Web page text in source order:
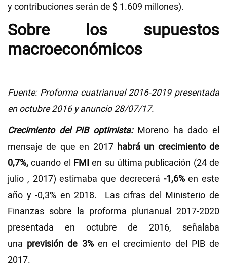
y contribuciones serán de $ 1.609 millones).
Sobre los supuestos
macroeconómicos
Fuente: Proforma cuatrianual 2016-2019 presentada
en octubre 2016 y anuncio 28/07/17.
Crecimiento del PIB optimista: Moreno ha dado el
mensaje de que en 2017 habrá un crecimiento de
0,7%, cuando el FMI en su última publicación (24 de
julio , 2017) estimaba que decrecerá -1,6%en este
año y -0,3% en 2018. Las cifras del Ministerio de
Finanzas sobre la proforma plurianual 2017-2020
presentada en octubre de 2016, señalaba
una previsión de 3%en el crecimiento del PIB de
2017.